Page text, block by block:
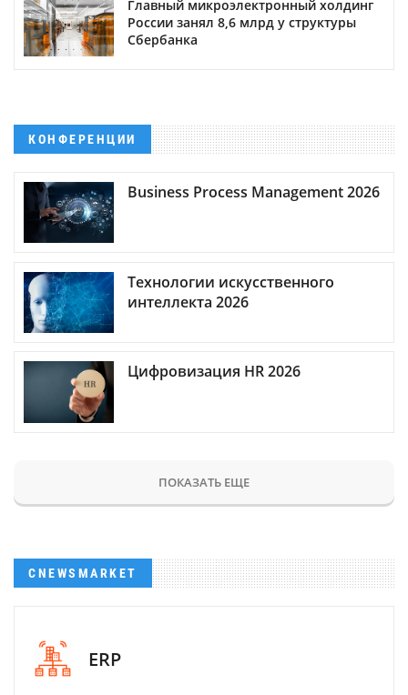
Главный микроэлектронный холдинг
России занял 8,6 млрд у структуры
Сбербанка
КОНФЕРЕНЦИИ
Business Process Management 2026
Технологии искусственного
интеллекта 2026
Цифровизация HR 2026
ПОКАЗАТЬ ЕЩЕ
CNEWSMARKET
ERP